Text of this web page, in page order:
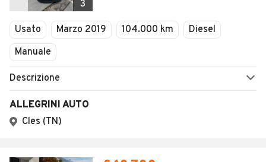
3
Usato Marzo 2019 104.000 km
Diesel
Manuale
Descrizione
ALLEGRINI AUTO
Cles (TN)